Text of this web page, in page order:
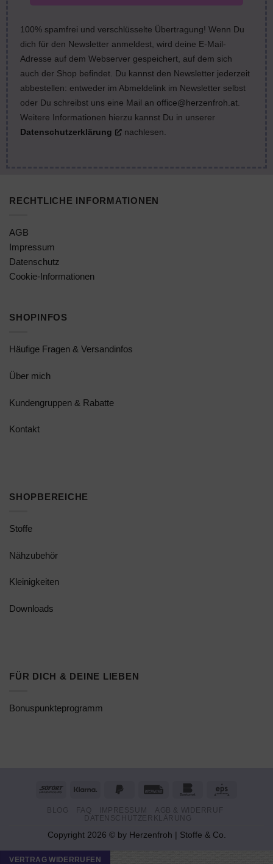
100% spamfrei und verschlüsselte Übertragung! Wenn Du
dich für den Newsletter anmeldest, wird deine E-Mail-
Adresse auf dem Webserver gespeichert, auf dem sich
auch der Shop befindet. Du kannst den Newsletter jederzeit
abbestellen: entweder im Abmeldelink im Newsletter selbst
oder Du schreibst uns eine Mail an office@herzenfroh.at.
Weitere Informationen hierzu kannst Du in unserer
Datenschutzerklärung
nachlesen.
RECHTLICHE INFORMATIONEN
AGB
Impressum
Datenschutz
Cookie-Informationen
SHOPINFOS
Häufige Fragen & Versandinfos
Über mich
Kundengruppen & Rabatte
Kontakt
SHOPBEREICHE
Stoffe
Nähzubehör
Kleinigkeiten
Downloads
FÜR DICH & DEINE LIEBEN
Bonuspunkteprogramm
Sofort Klarna
PayPal
Rechung Bankomat
BLOG FAQ IMPRESSUM
AGB & WIDERRUF
DATENSCHUTZERKLÄRUNG
Copyright 2026 © by Herzenfroh | Stoffe & Co.
VERTRAG WIDERRUFEN